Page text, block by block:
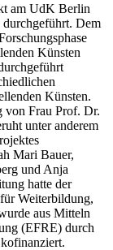
am UdK Berlin
Dem
Künsten
Künsten.
von Frau Prof. Dr.
unter anderem
Mari Bauer,
und Anja
hatte der
Weiterbildung,
aus Mitteln
(EFRE) durch